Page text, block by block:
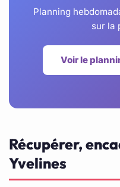
Planning
sur la
Voir le
Récupérer,
Yvelines